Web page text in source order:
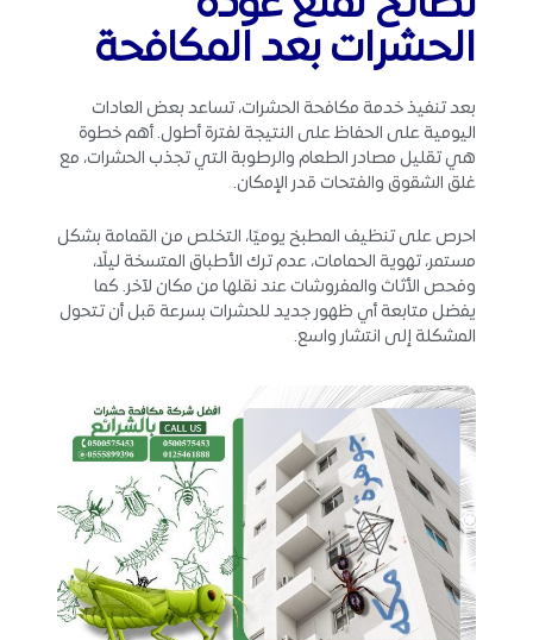
الحشرات بعد المكافحة
بعد تنفيذ خدمة مكافحة الحشرات، تساعد بعض العادات
اليومية على الحفاظ على النتيجة لفترة أطول. أهم خطوة
هي تقليل مصادر الطعام والرطوبة التي تجذب الحشرات، مع
غلق الشقوق والفتحات قدر الإمكان.
احرص على تنظيف المطبخ يوميًا، التخلص من القمامة بشكل
مستمر، تهوية الحمامات، عدم ترك الأطباق المتسخة ليلًا،
وفحص الأثاث والمفروشات عند نقلها من مكان لآخر. كما
يفضل متابعة أي ظهور جديد للحشرات بسرعة قبل أن تتحول
المشكلة إلى انتشار واسع.